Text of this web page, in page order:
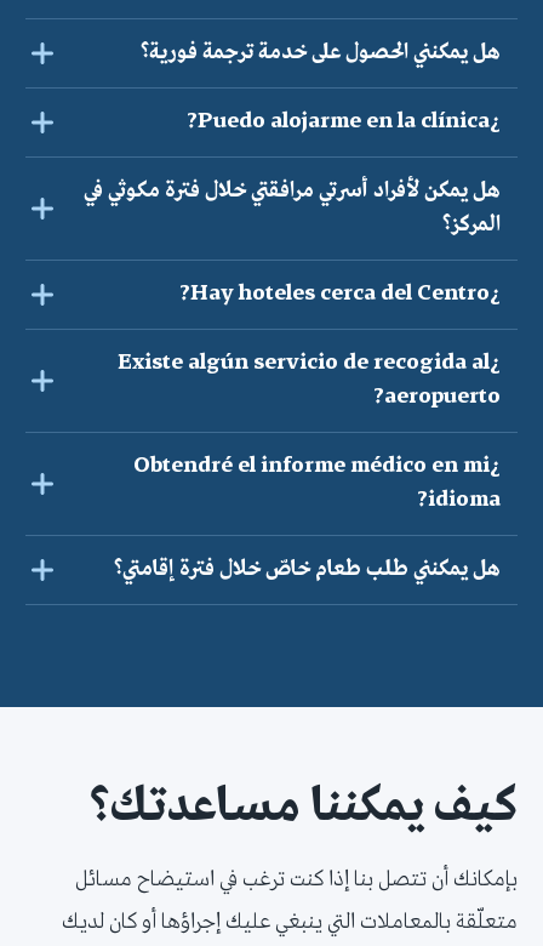
هل يمكنني الحصول على خدمة ترجمة فورية؟
¿Puedo alojarme en la clínica?
هل يمكن لأفراد أسرتي مرافقتي خلال فترة مكوثي في
المركز؟
¿Hay hoteles cerca del Centro?
¿Existe algún servicio de recogida al
aeropuerto?
¿Obtendré el informe médico en mi
idioma?
هل يمكنني طلب طعام خاصّ خلال فترة إقامتي؟
كيف يمكننا مساعدتك؟
بإمكانك أن تتصل بنا إذا كنت ترغب في استيضاح مسائل
متعلّقة بالمعاملات التي ينبغي عليك إجراؤها أو كان لديك